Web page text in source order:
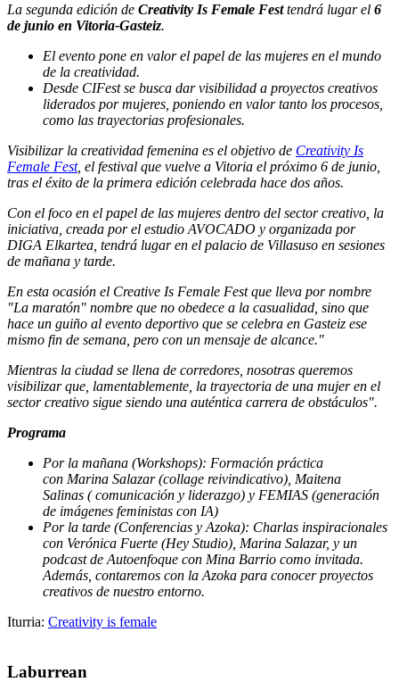
La segunda edición de Creativity Is Female Festtendrá lugar el 6
de junio en Vitoria-Gasteiz.
El evento pone en valor el papel de las mujeres en el mundo
de la creatividad.
Desde CIFest se busca dar visibilidad a proyectos creativos
liderados por mujeres, poniendo en valor tanto los procesos,
como las trayectorias profesionales.
Visibilizar la creatividad femenina es el objetivo de Creativity Is
Female Fest, el festival que vuelve a Vitoria el próximo 6 de junio,
tras el éxito de la primera edición celebrada hace dos años.
Con el foco en el papel de las mujeres dentro del sector creativo, la
iniciativa, creada por el estudio AVOCADO y organizada por
DIGA Elkartea, tendrá lugar en el palacio de Villasuso en sesiones
de mañana y tarde.
En esta ocasión el Creative Is Female Fest que lleva por nombre
"La maratón" nombre que no obedece a la casualidad, sino que
hace un guiño al evento deportivo que se celebra en Gasteiz ese
mismo fin de semana, pero con un mensaje de alcance."
Mientras la ciudad se llena de corredores, nosotras queremos
visibilizar que, lamentablemente, la trayectoria de una mujer en el
sector creativo sigue siendo una auténtica carrera de obstáculos".
Programa
Por la mañana (Workshops): Formación práctica
con Marina Salazar (collage reivindicativo), Maitena
Salinas ( comunicación y liderazgo) y FEMIAS (generación
de imágenes feministas con IA)
Por la tarde (Conferencias y Azoka): Charlas inspiracionales
con Verónica Fuerte (Hey Studio), Marina Salazar, y un
podcast de Autoenfoque con Mina Barrio como invitada.
Además, contaremos con la Azoka para conocer proyectos
creativos de nuestro entorno.
Iturria: Creativity is female
Laburrean